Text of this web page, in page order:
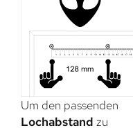
Um den passenden
Lochabstand zu